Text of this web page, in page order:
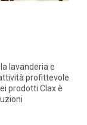
lavanderia e
profittevole
prodotti Clax è